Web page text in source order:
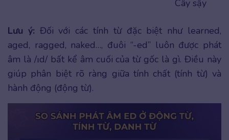
Cây sậy
Lưu ý: Đối với các tính từ đặc biệt như learned,
aged, ragged, naked…, đuôi “-ed” luôn được phát
âm là /ɪd/ bất kể âm cuối của từ gốc là gì. Điều này
giúp phân biệt rõ ràng giữa tính chất (tính từ) và
hành động (động từ).